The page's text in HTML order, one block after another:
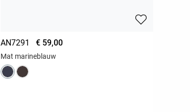
AN7291 € 59,00
Mat marineblauw